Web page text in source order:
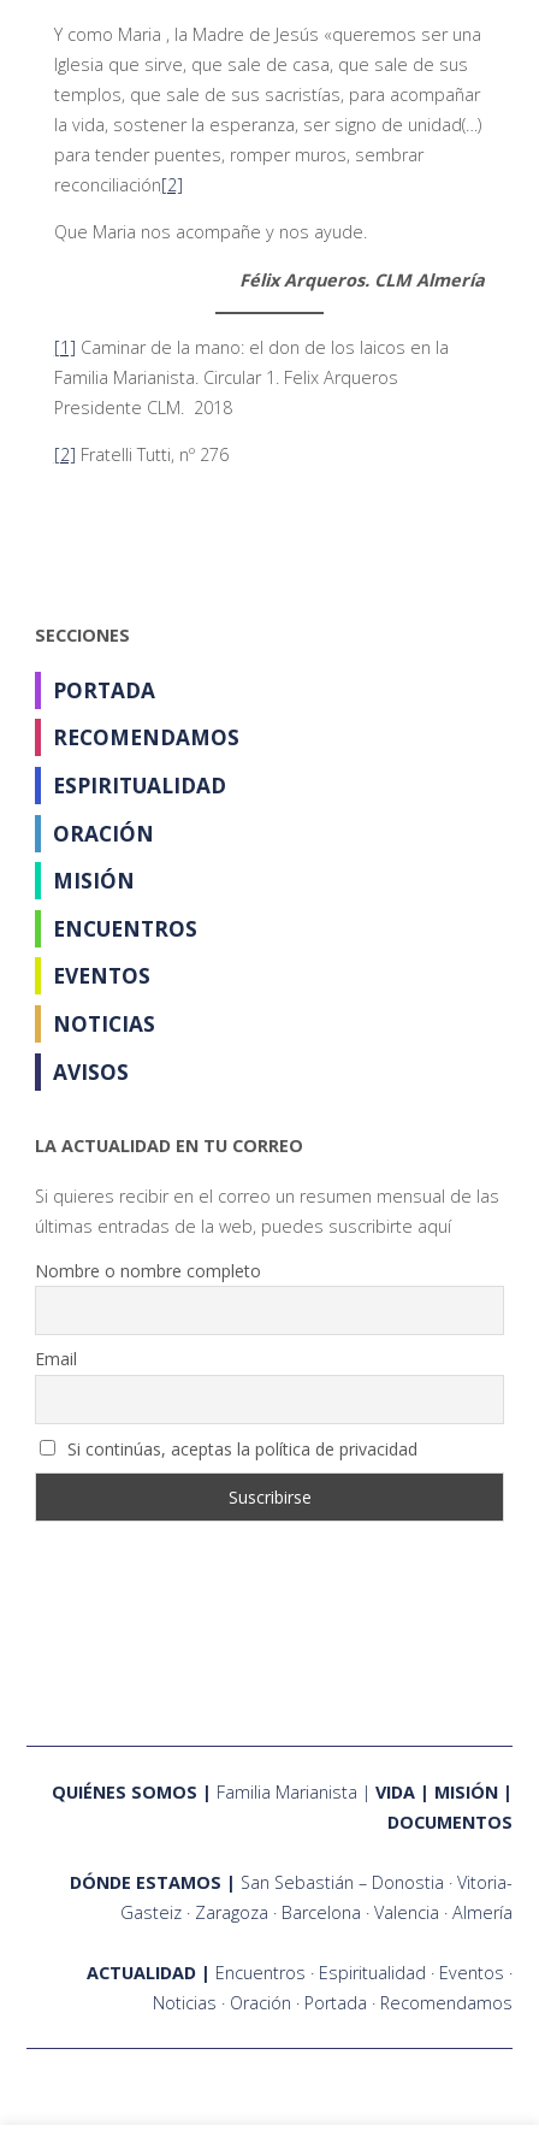
Y como Maria , la Madre de Jesús «queremos ser una
Iglesia que sirve, que sale de casa, que sale de sus
templos, que sale de sus sacristías, para acompañar
la vida, sostener la esperanza, ser signo de unidad(…)
para tender puentes, romper muros, sembrar
reconciliación[2]
Que Maria nos acompañe y nos ayude.
Félix Arqueros. CLM Almería
[1] Caminar de la mano: el don de los laicos en la
Familia Marianista. Circular 1. Felix Arqueros
Presidente CLM. 2018
[2] Fratelli Tutti, nº 276
SECCIONES
PORTADA
RECOMENDAMOS
ESPIRITUALIDAD
ORACIÓN
MISIÓN
ENCUENTROS
EVENTOS
NOTICIAS
AVISOS
LA ACTUALIDAD EN TU CORREO
Si quieres recibir en el correo un resumen mensual de las
últimas entradas de la web, puedes suscribirte aquí
Nombre o nombre completo
Email
Si continúas, aceptas la política de privacidad
QUIÉNES SOMOS Familia Marianista VIDA
MISIÓN
DOCUMENTOS
DÓNDE ESTAMOS San Sebastián – Donostia
Vitoria-
Gasteiz
Zaragoza Barcelona Valencia Almería
ACTUALIDAD Encuentros Espiritualidad
Eventos
Noticias
Oración Portada Recomendamos